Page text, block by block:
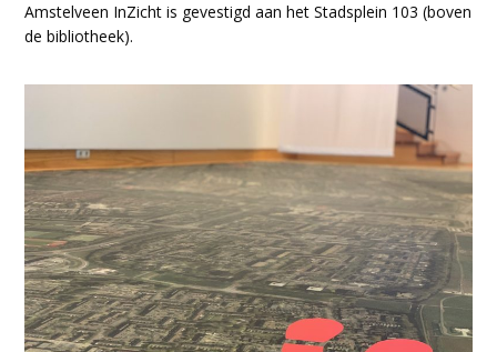
Amstelveen InZicht is gevestigd aan het Stadsplein 103 (boven
de bibliotheek).